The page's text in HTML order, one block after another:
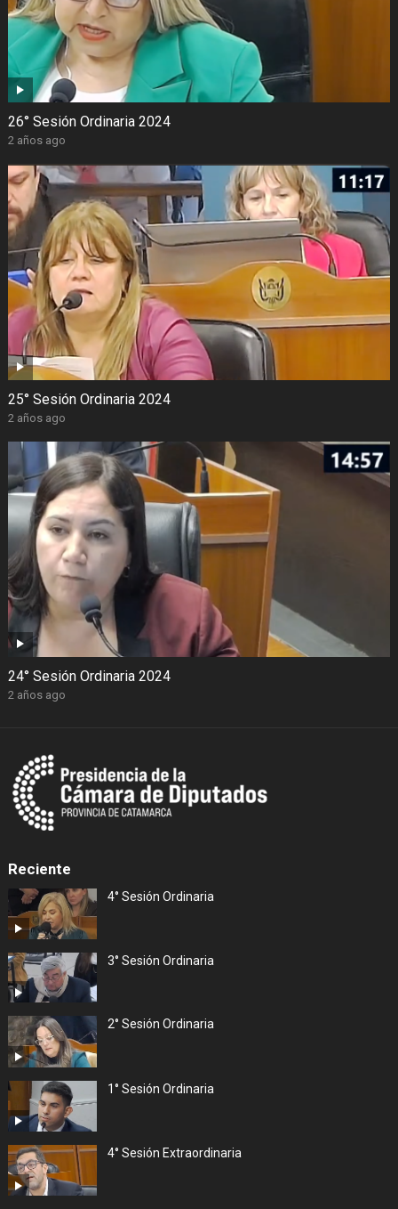
26° Sesión Ordinaria 2024
2 años ago
25° Sesión Ordinaria 2024
2 años ago
24° Sesión Ordinaria 2024
2 años ago
Reciente
4° Sesión Ordinaria
3° Sesión Ordinaria
2° Sesión Ordinaria
1° Sesión Ordinaria
4° Sesión Extraordinaria